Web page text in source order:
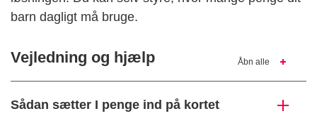
barn dagligt må bruge.
Vejledning og hjælp Åbn alle
Sådan sætter I penge ind på kortet